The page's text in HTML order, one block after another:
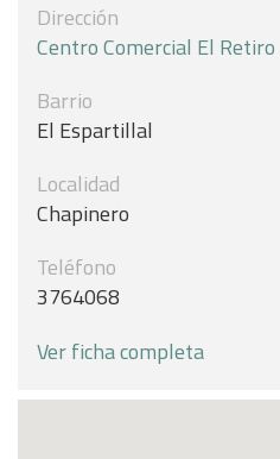
Dirección
Centro Comercial El Retiro
Barrio
El Espartillal
Localidad
Chapinero
Teléfono
3764068
Ver ficha completa